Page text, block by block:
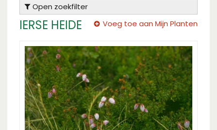
Open zoekfilter
IERSE HEIDE Voeg toe aan Mijn Planten